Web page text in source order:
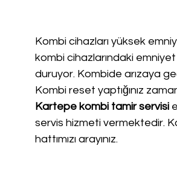
Kombi cihazları yüksek
kombi cihazlarındaki
duruyor. Kombide arızaya
Kombi reset yaptığınız
Kartepe kombi tamir servisi
servis hizmeti vermektedir.
hattımızı arayınız.